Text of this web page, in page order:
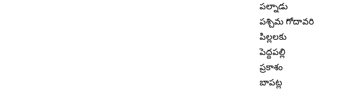
పల్నాడు
పశ్చిమ గోదావరి
పిల్లలకు
పెద్దపల్లి
ప్రకాశం
బాపట్ల